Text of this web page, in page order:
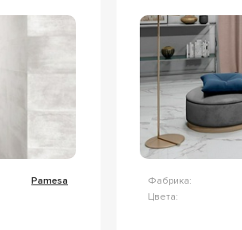
Pamesa
Фабрика:
Цвета: